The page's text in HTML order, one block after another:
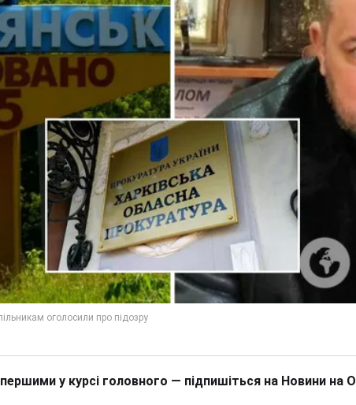
у курсі головного — підпишіться на Новини на